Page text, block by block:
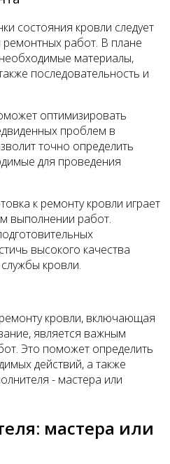
состояния кровли следует
ремонтных работ. В плане
материалы,
последовательность и
оптимизировать
проблем в
точно определить
для проведения
к ремонту кровли играет
выполнении работ.
высокого качества
кровли.
кровли, включающая
является важным
Это поможет определить
действий, а также
- мастера или
мастера или